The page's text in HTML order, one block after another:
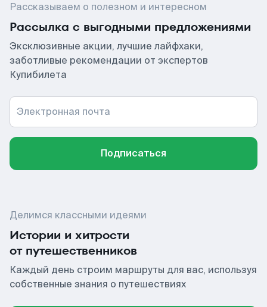
Рассказываем о полезном и интересном
Рассылка с выгодными предложениями
Эксклюзивные акции, лучшие лайфхаки,
заботливые рекомендации от экспертов
Купибилета
Электронная почта
Подписаться
Делимся классными идеями
Истории и хитрости
от путешественников
Каждый день строим маршруты для вас, используя
собственные знания о путешествиях